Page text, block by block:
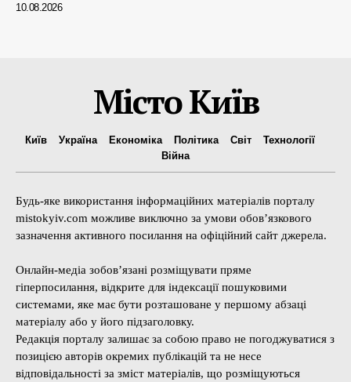
10.08.2026
Місто Київ
Київ Україна Економіка Політика Світ
Технології
Війна
Будь-яке використання інформаційних матеріалів порталу
mistokyiv.com можливе виключно за умови обов’язкового
зазначення активного посилання на офіційний сайт джерела.
Онлайн-медіа зобов’язані розміщувати пряме
гіперпосилання, відкрите для індексації пошуковими
системами, яке має бути розташоване у першому абзаці
матеріалу або у його підзаголовку.
Редакція порталу залишає за собою право не погоджуватися з
позицією авторів окремих публікацій та не несе
відповідальності за зміст матеріалів, що розміщуються